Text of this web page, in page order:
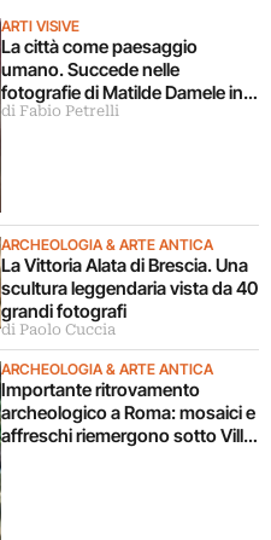
ARTI VISIVE
La città come paesaggio
umano. Succede nelle
fotografie di Matilde Damele in
mostra a Roma
di Fabio Petrelli
ARCHEOLOGIA & ARTE ANTICA
La Vittoria Alata di Brescia. Una
scultura leggendaria vista da 40
grandi fotografi
di Paolo Cuccia
ARCHEOLOGIA & ARTE ANTICA
Importante ritrovamento
archeologico a Roma: mosaici e
affreschi riemergono sotto Villa